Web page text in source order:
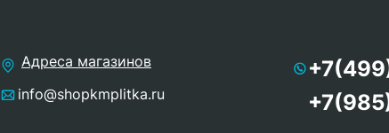
Адреса магазинов
info@shopkmplitka.ru